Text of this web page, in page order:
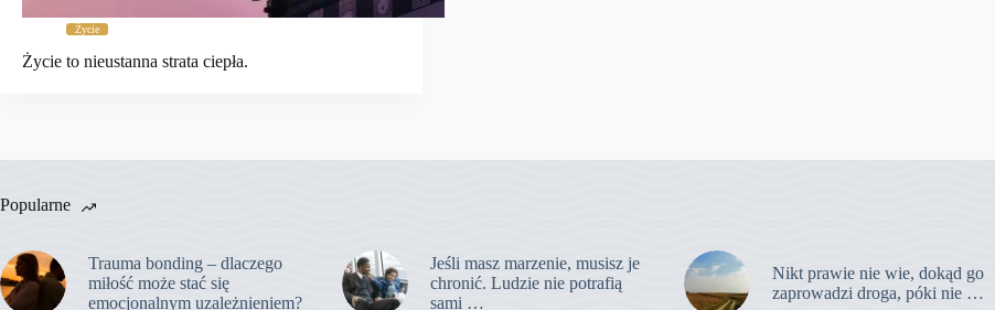
Życie
Życie to nieustanna strata ciepła.
Popularne
Trauma bonding – dlaczego
miłość może stać się
emocjonalnym uzależnieniem?
Jeśli masz marzenie, musisz je
chronić. Ludzie nie potrafią
sami …
Nikt prawie nie wie, dokąd go
zaprowadzi droga, póki nie …